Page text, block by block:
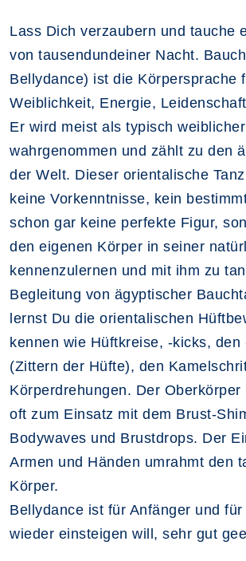
Lass Dich verzaubern und tauche
von tausendundeiner Nacht.
Bellydance) ist die Körpersprache
Weiblichkeit, Energie,
Er wird meist als typisch weiblicher
wahrgenommen und zählt zu den
der Welt. Dieser orientalische
keine Vorkenntnisse, kein
schon gar keine perfekte Figur,
den eigenen Körper in seiner
kennenzulernen und mit ihm zu
Begleitung von ägyptischer
lernst Du die orientalischen
kennen wie Hüftkreise, -kicks, den
(Zittern der Hüfte), den
Körperdrehungen. Der Oberkörper
oft zum Einsatz mit dem Brust-
Bodywaves und Brustdrops. Der
Armen und Händen umrahmt den
Körper.
Bellydance ist für Anfänger und
wieder einsteigen will, sehr gut